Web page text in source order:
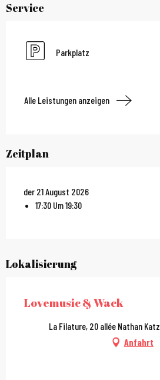
Service
Parkplatz
Alle Leistungen anzeigen
Zeitplan
der 21 August 2026
17:30 Um 19:30
Lokalisierung
Lovemusic & Wack
La Filature, 20 allée Nathan
Anfahrt